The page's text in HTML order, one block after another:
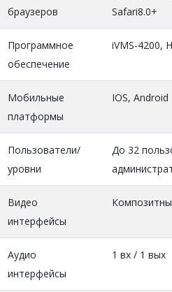
браузеров
Safari8.0+
Программное
обеспечение
iVMS-4200,
Мобильные
платформы
IOS, Android
Пользователи/
уровни
До 32
Видео
интерфейсы
Аудио
интерфейсы
1 вх / 1 вых